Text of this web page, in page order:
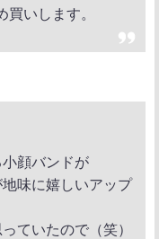
いします。
顔バンドが
味に嬉しいアップ
ていたので（笑）